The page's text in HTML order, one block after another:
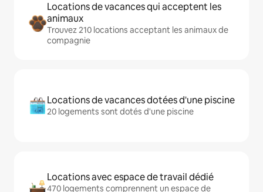
Locations de vacances qui acceptent les
animaux
Trouvez 210 locations acceptant les animaux de
compagnie
Locations de vacances dotées d'une piscine
20 logements sont dotés d'une piscine
Locations avec espace de travail dédié
470 logements comprennent un espace de